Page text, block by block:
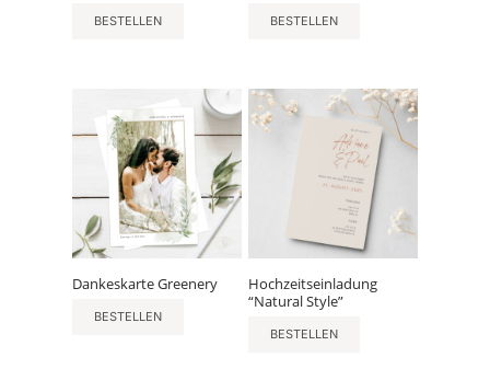
BESTELLEN BESTELLEN
Dankeskarte Greenery
BESTELLEN
Hochzeitseinladung
“Natural Style”
BESTELLEN